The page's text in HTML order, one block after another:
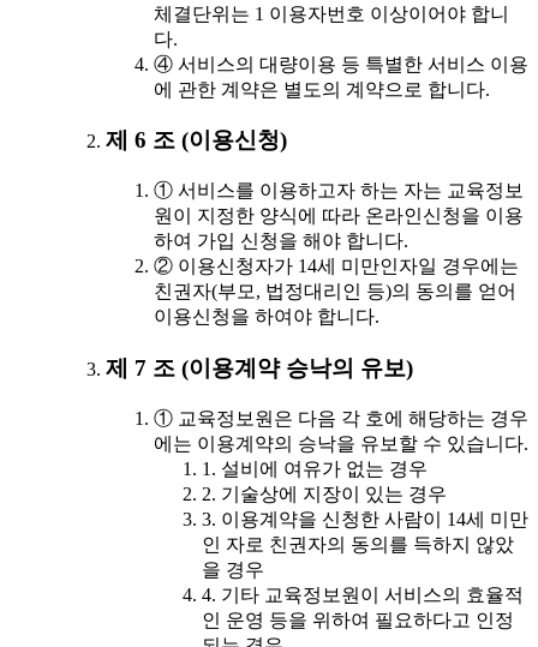
체결단위는 1 이용자번호 이상이어야 합니
다.
④ 서비스의 대량이용 등 특별한 서비스 이용
에 관한 계약은 별도의 계약으로 합니다.
제 6 조 (이용신청)
① 서비스를 이용하고자 하는 자는 교육정보
원이 지정한 양식에 따라 온라인신청을 이용
하여 가입 신청을 해야 합니다.
② 이용신청자가 14세 미만인자일 경우에는
친권자(부모, 법정대리인 등)의 동의를 얻어
이용신청을 하여야 합니다.
제 7 조 (이용계약 승낙의 유보)
① 교육정보원은 다음 각 호에 해당하는 경우
에는 이용계약의 승낙을 유보할 수 있습니다.
1. 설비에 여유가 없는 경우
2. 기술상에 지장이 있는 경우
3. 이용계약을 신청한 사람이 14세 미만
인 자로 친권자의 동의를 득하지 않았
을 경우
4. 기타 교육정보원이 서비스의 효율적
인 운영 등을 위하여 필요하다고 인정